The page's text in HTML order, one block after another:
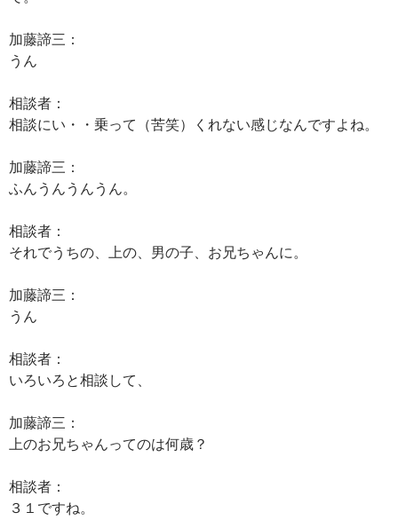
加藤諦三：
うん
相談者：
相談にい・・乗って（苦笑）くれない感じなんですよね。
加藤諦三：
ふんうんうんうん。
相談者：
それでうちの、上の、男の子、お兄ちゃんに。
加藤諦三：
うん
相談者：
いろいろと相談して、
加藤諦三：
上のお兄ちゃんってのは何歳？
相談者：
３１ですね。